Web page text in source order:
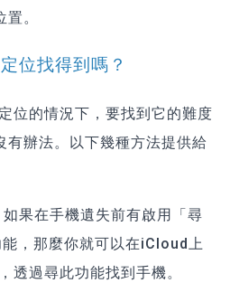
。
位找得到嗎？
位的情況下，要找到它的難度
有辦法。以下幾種方法提供給
果在手機遺失前有啟用「尋
能，那麼你就可以在iCloud上
透過尋此功能找到手機。